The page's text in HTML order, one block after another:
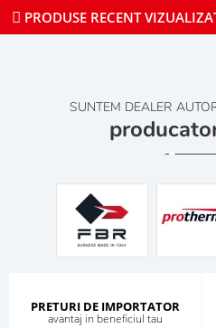
PRODUSE RECENT
SUNTEM DEALER
PRETURI DE IMPORTATOR
avantaj in beneficiul tau